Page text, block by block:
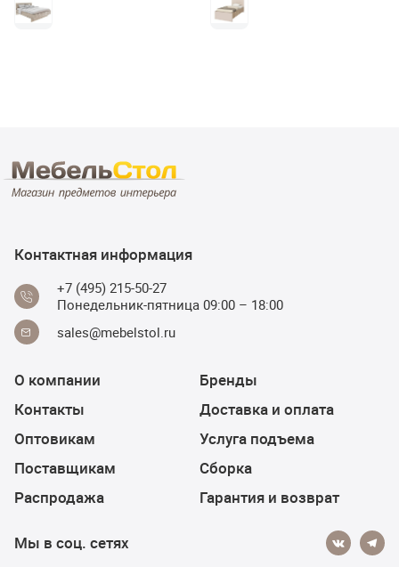
Контактная информация
+7 (495) 215-50-27
Понедельник-пятница 09:00 – 18:00
sales@mebelstol.ru
О компании
Контакты
Оптовикам
Поставщикам
Распродажа
Бренды
Доставка и оплата
Услуга подъема
Сборка
Гарантия и возврат
Мы в соц. сетях